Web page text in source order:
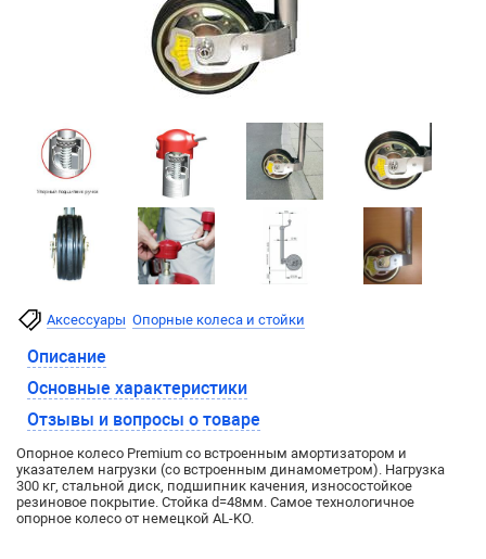
Аксессуары Опорные колеса и стойки
Описание
Основные характеристики
Отзывы и вопросы о товаре
Опорное колесо Premium со встроенным амортизатором и
указателем нагрузки (со встроенным динамометром). Нагрузка
300 кг, стальной диск, подшипник качения, износостойкое
резиновое покрытие. Стойка d=48мм. Самое технологичное
опорное колесо от немецкой AL-KO.